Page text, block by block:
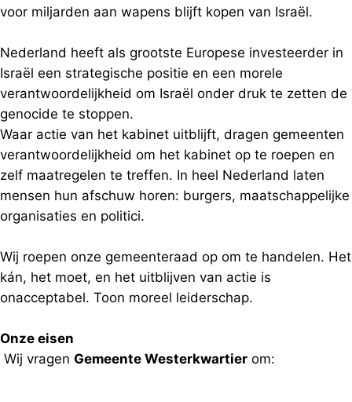
voor miljarden aan wapens blijft kopen van Israël.
Nederland heeft als grootste Europese investeerder in
Israël een strategische positie en een morele
verantwoordelijkheid om Israël onder druk te zetten de
genocide te stoppen.
Waar actie van het kabinet uitblijft, dragen gemeenten
verantwoordelijkheid om het kabinet op te roepen en
zelf maatregelen te treffen. In heel Nederland laten
mensen hun afschuw horen: burgers, maatschappelijke
organisaties en politici.
Wij roepen onze gemeenteraad op om te handelen. Het
kán, het moet, en het uitblijven van actie is
onacceptabel. Toon moreel leiderschap.
Onze eisen
Wij vragen Gemeente Westerkwartier om: